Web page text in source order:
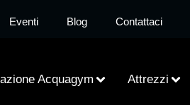
Eventi Blog Contattaci
Acquagym Attrezzi